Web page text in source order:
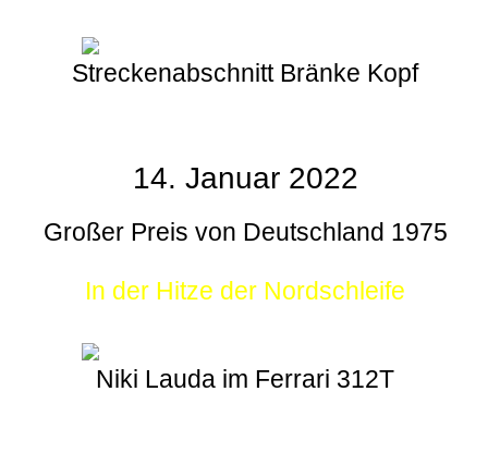
Streckenabschnitt Bränke Kopf
14. Januar 2022
Großer Preis von Deutschland 1975
In der Hitze der Nordschleife
Niki Lauda im Ferrari 312T